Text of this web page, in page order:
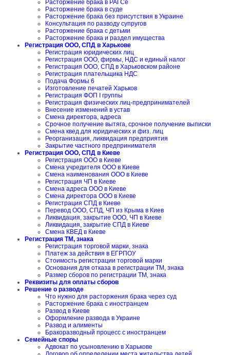
Расторжение брака в РАГСе
Расторжение брака в суде
Расторжение брака без присутствия в Украине
Консультация по разводу супругов
Расторжение брака с детьми
Расторжение брака и раздел имущества
Регистрация ООО, СПД в Харькове
Регистрация юридических лиц
Регистрация ООО, фирмы, НДС и единый налог
Регистрация ООО, СПД в Харьковском районе
Регистрация плательщика НДС
Подача Формы 6
Изготовление печатей Харьков
Регистрация ФОП I группы
Регистрация физических лиц-предпринимателей
Внесение изменений в устав
Смена директора, адреса
Срочное получение вытяга, срочное получение выписки
Смена квед для юридических и физ. лиц
Реорганизация, ликвидация предприятия
Закрытие частного предпринимателя
Регистрация ООО, СПД в Киеве
Регистрация ООО в Киеве
Смена учредителя ООО в Киеве
Смена наименования ООО в Киеве
Регистрация ЧП в Киеве
Смена адреса ООО в Киеве
Смена директора ООО в Киеве
Регистрация СПД в Киеве
Перевод ООО, СПД, ЧП из Крыма в Киев
Ликвидация, закрытие ООО, ЧП в Киеве
Ликвидация, закрытие СПД в Киеве
Смена КВЕД в Киеве
Регистрация ТМ, знака
Регистрация торговой марки, знака
Платеж за действия в ЕГРПОУ
Стоимость регистрации торговой марки
Основания для отказа в регистрации ТМ, знака
Размер сборов по регистрации ТМ, знака
Реквизиты для оплаты сборов
Решение о разводе
Что нужно для расторжения брака через суд
Расторжение брака с иностранцем
Развод в Киеве
Оформление развода в Украине
Развод и алименты
Бракоразводный процесс с иностранцем
Семейные споры
Адвокат по усыновлению в Харькове